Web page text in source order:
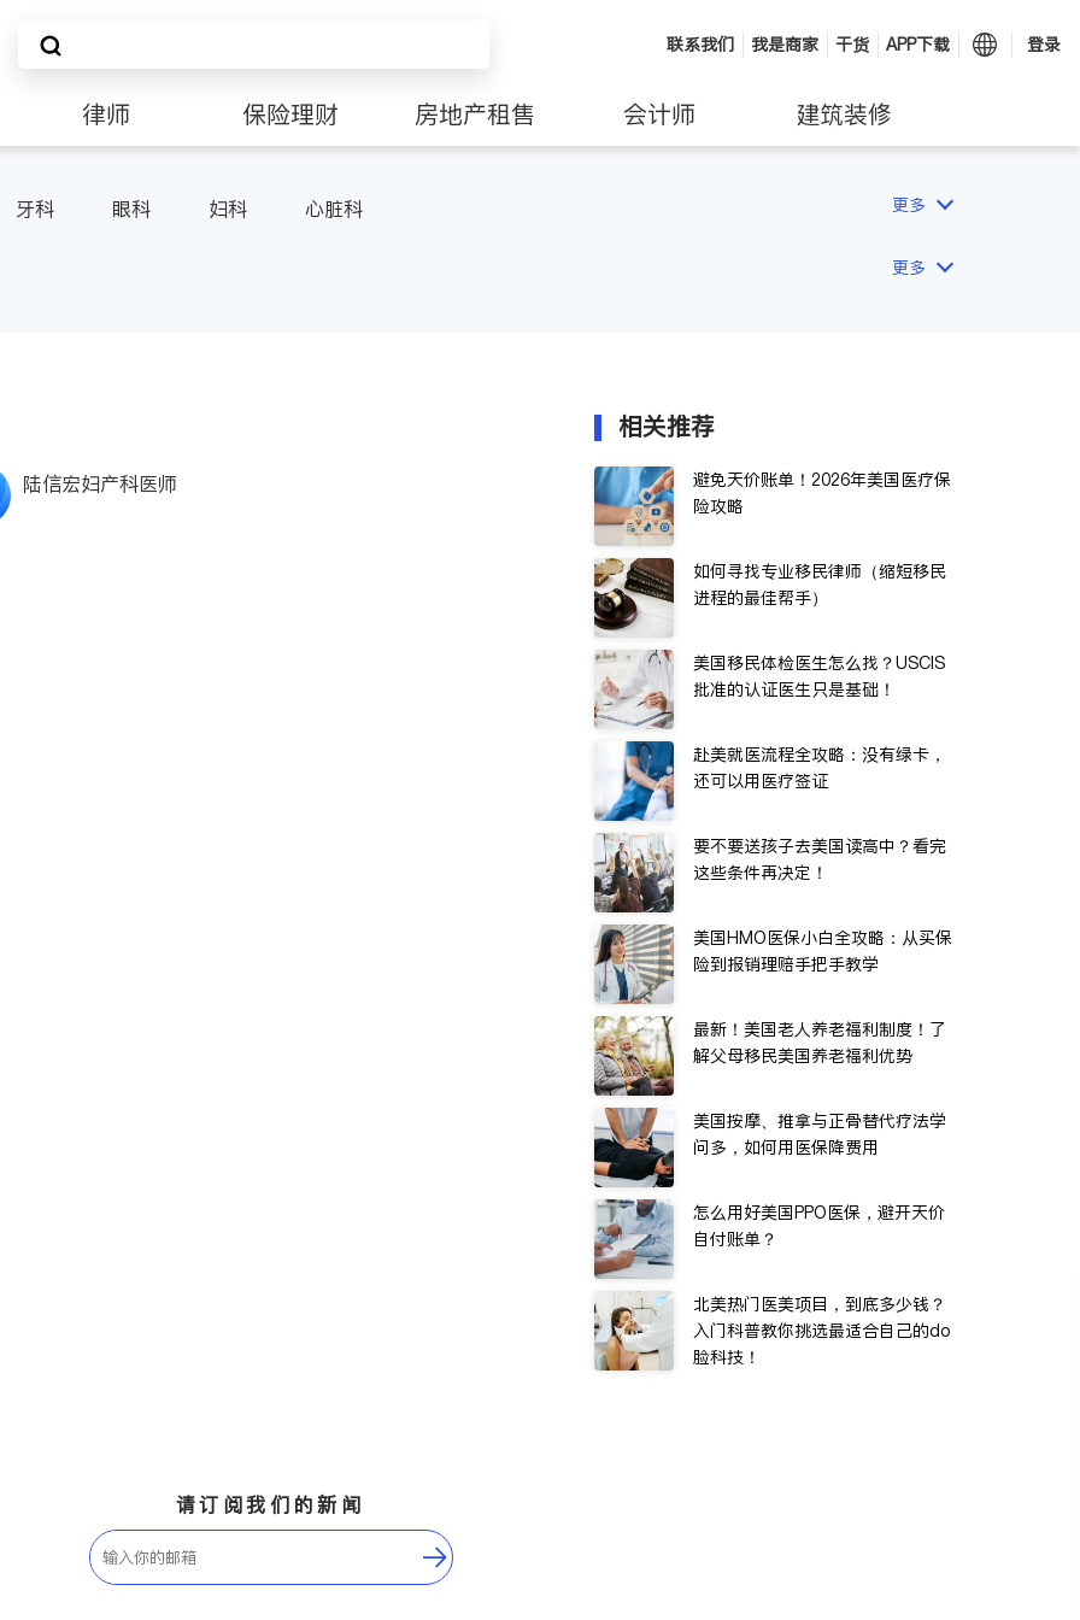
联系我们 我是商家 干货 APP下载 登录
律师 保险理财 房地产租售 会计师 建筑装修
牙科 眼科 妇科 心脏科 更多
更多
陆信宏妇产科医师
相关推荐
避免天价账单！2026年美国医疗保
险攻略
如何寻找专业移民律师（缩短移民
进程的最佳帮手）
美国移民体检医生怎么找？USCIS
批准的认证医生只是基础！
赴美就医流程全攻略：没有绿卡，
还可以用医疗签证
要不要送孩子去美国读高中？看完
这些条件再决定！
美国HMO医保小白全攻略：从买保
险到报销理赔手把手教学
最新！美国老人养老福利制度！了
解父母移民美国养老福利优势
美国按摩、推拿与正骨替代疗法学
问多，如何用医保降费用
怎么用好美国PPO医保，避开天价
自付账单？
北美热门医美项目，到底多少钱？
入门科普教你挑选最适合自己的do
脸科技！
请订阅我们的新闻